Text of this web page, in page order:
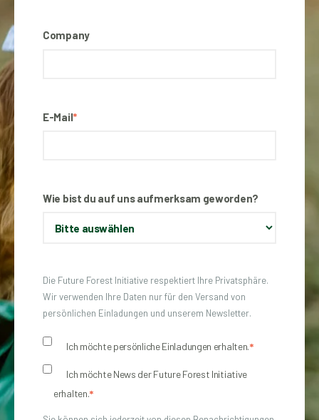
Company
E-Mail*
Wie bist du auf uns aufmerksam geworden?
Die Future Forest Initiative respektiert Ihre Privatsphäre.
Wir verwenden Ihre Daten nur für den Versand von
persönlichen Einladungen und unserem Newsletter.
Ich möchte persönliche Einladungen erhalten.*
Ich möchte News der Future Forest Initiative
erhalten.*